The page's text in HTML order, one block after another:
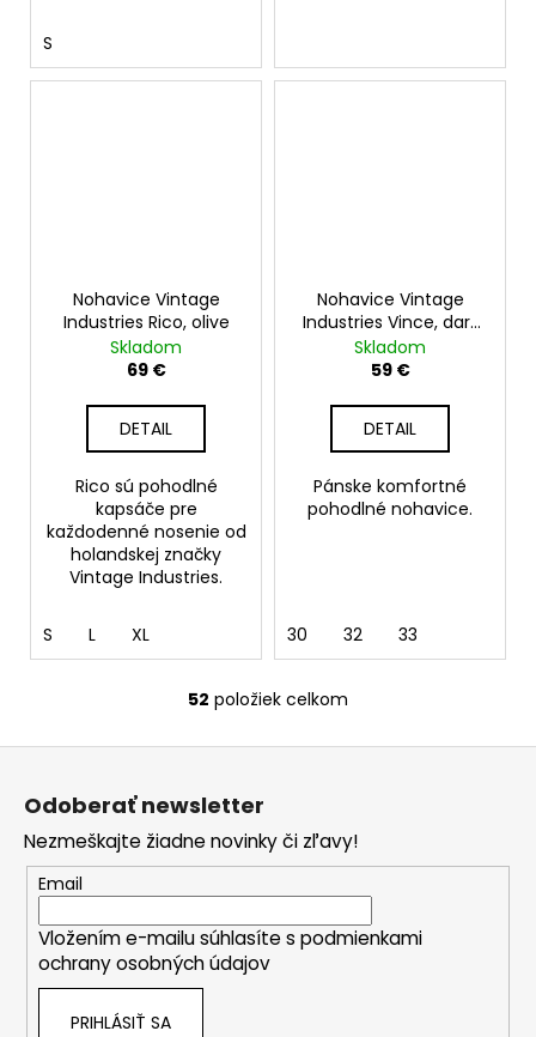
S
Nohavice Vintage
Industries Rico, olive
Skladom
69 €
DETAIL
Rico sú pohodlné
kapsáče pre
každodenné nosenie od
holandskej značky
Vintage Industries.
S L XL
Nohavice Vintage
Industries Vince, dark
khaki
Skladom
59 €
DETAIL
Pánske komfortné
pohodlné nohavice.
30 32 33
O
v
a
c
i
e
p
r
52 položiek celkom
Odoberať newsletter
Nezmeškajte žiadne novinky či zľavy!
Email
Vložením e-mailu súhlasíte s podmienkami
ochrany osobných údajov
PRIHLÁSIŤ SA